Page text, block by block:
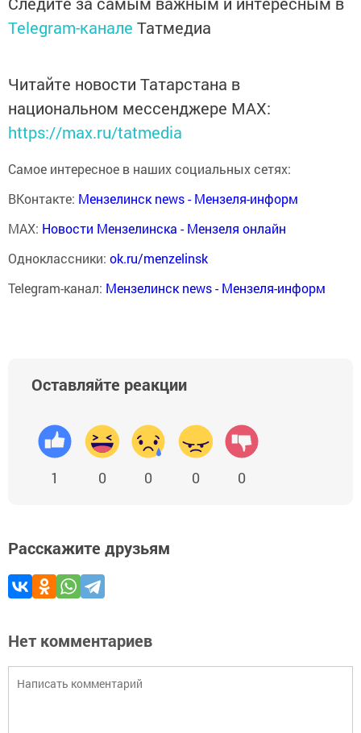
Telegram-канале Татмедиа
Читайте новости Татарстана в
национальном мессенджере MАХ:
https://max.ru/tatmedia
Самое интересное в наших социальных сетях:
ВКонтакте: Мензелинск news - Мензеля-информ
MAX: Новости Мензелинска - Мензеля онлайн
Одноклассники: ok.ru/menzelinsk
Telegram-канал: Мензелинск news - Мензеля-информ
Оставляйте реакции
1 0 0 0 0
Расскажите друзьям
Нет комментариев